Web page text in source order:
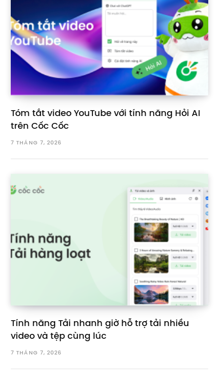
Tóm tắt video YouTube với tính năng Hỏi AI
trên Cốc Cốc
7 THÁNG 7, 2026
Tính năng Tải nhanh giờ hỗ trợ tải nhiều
video và tệp cùng lúc
7 THÁNG 7, 2026